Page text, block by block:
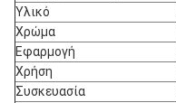
Υλικό
Χρώμα
Εφαρμογή
Χρήση
Συσκευασία